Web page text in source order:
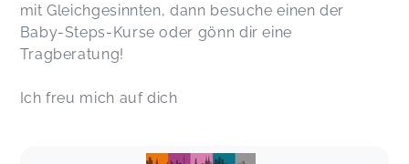
mit Gleichgesinnten, dann besuche einen der
Baby-Steps-Kurse oder gönn dir eine
Tragberatung!
Ich freu mich auf dich